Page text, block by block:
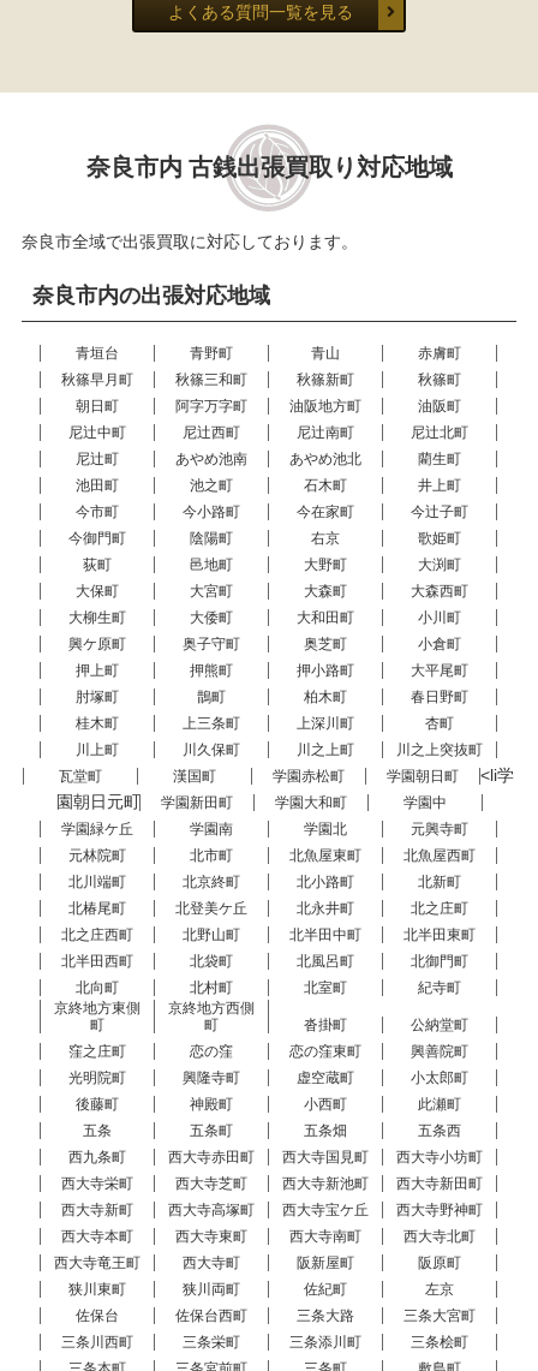
よくある質問一覧を見る
奈良市内 古銭出張買取り対応地域
奈良市全域で出張買取に対応しております。
奈良市内の出張対応地域
青垣台 青野町 青山
赤膚町
秋篠早月町
秋篠三和町 秋篠新町
秋篠町
朝日町
阿字万字町 油阪地方町
油阪町
尼辻中町
尼辻西町 尼辻南町
尼辻北町
尼辻町
あやめ池南 あやめ池北
藺生町
池田町
池之町 石木町
井上町
今市町
今小路町 今在家町
今辻子町
今御門町
陰陽町 右京
歌姫町
荻町
邑地町 大野町
大渕町
大保町
大宮町 大森町
大森西町
大柳生町
大倭町 大和田町
小川町
興ケ原町
奥子守町 奥芝町
小倉町
押上町
押熊町 押小路町
大平尾町
肘塚町
鵲町 柏木町
春日野町
桂木町
上三条町 上深川町
杏町
川上町
川久保町 川之上町
川之上突抜町
瓦堂町
漢国町 学園赤松町 学園朝日町
<li学
園朝日元町
学園新田町 学園大和町
学園中
学園緑ケ丘
学園南 学園北
元興寺町
元林院町
北市町 北魚屋東町
北魚屋西町
北川端町
北京終町 北小路町
北新町
北椿尾町
北登美ケ丘 北永井町
北之庄町
北之庄西町
北野山町 北半田中町
北半田東町
北半田西町
北袋町 北風呂町
北御門町
北向町
北村町 北室町
紀寺町
京終地方東側
町
京終地方西側
町
沓掛町
公納堂町
窪之庄町
恋の窪 恋の窪東町
興善院町
光明院町
興隆寺町 虚空蔵町
小太郎町
後藤町
神殿町 小西町
此瀬町
五条
五条町 五条畑
五条西
西九条町
西大寺赤田町 西大寺国見町
西大寺小坊町
西大寺栄町
西大寺芝町 西大寺新池町
西大寺新田町
西大寺新町
西大寺高塚町 西大寺宝ケ丘
西大寺野神町
西大寺本町
西大寺東町 西大寺南町
西大寺北町
西大寺竜王町
西大寺町 阪新屋町
阪原町
狭川東町
狭川両町 佐紀町
左京
佐保台
佐保台西町 三条大路
三条大宮町
三条川西町
三条栄町 三条添川町
三条桧町